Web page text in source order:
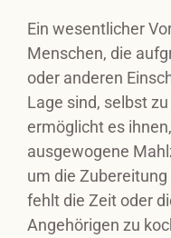
Ein wesentlicher
Menschen, die
oder anderen
Lage sind, selbst
ermöglicht es
ausgewogene
um die
fehlt die Zeit oder
Angehörigen zu